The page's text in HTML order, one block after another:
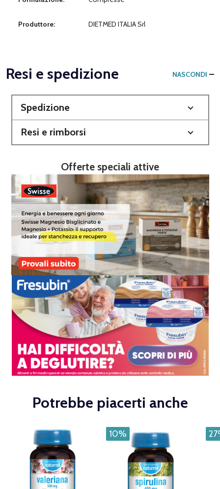
Produttore: DIETMED ITALIA Srl
Resi e spedizione NASCONDI
Spedizione
Resi e rimborsi
Offerte speciali attive
Potrebbe piacerti anche
10%